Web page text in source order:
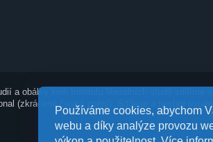
Používáme cookies, abychom
webu a díky analýze provozu
a obálky knih Institutu liberálních studií sdílíme
(zkrácené české znění) . Sdílejte a nechte